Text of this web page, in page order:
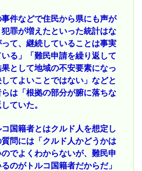
件などで住民から県にも声が
罪が増えたといった統計はな
て、継続していることは事実
る」「難民申請を繰り返して
として地域の不安要素になっ
てよいことではない」などと
は「根拠の部分が腑に落ちな
ていた。
国籍者とはクルド人を想定し
問には「クルド人かどうかは
でよくわからないが、難民申
のがトルコ国籍者だからだ」